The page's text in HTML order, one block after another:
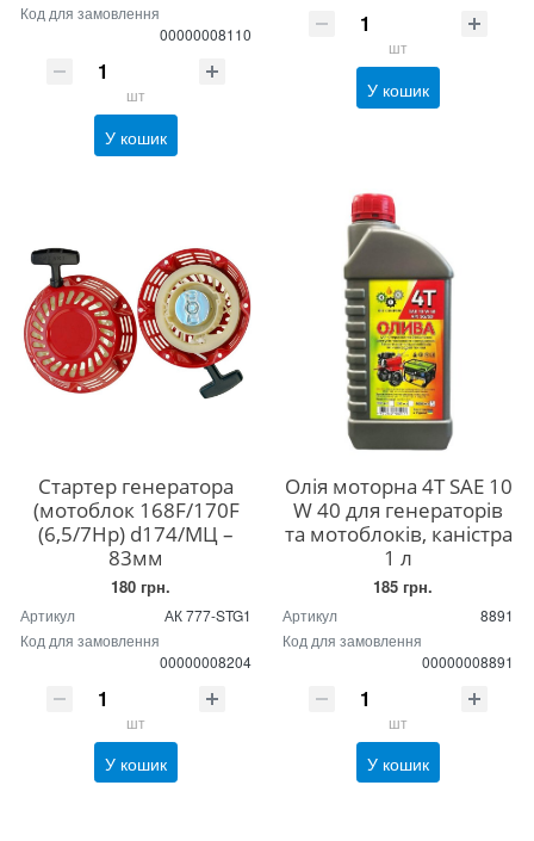
Код для замовлення
00000008110
шт
У кошик
шт
У кошик
Стартер генератора
(мотоблок 168F/170F
(6,5/7Hp) d174/МЦ –
83мм
180 грн.
Артикул
АК 777-STG1
Код для замовлення
00000008204
шт
У кошик
Олія моторна 4Т SAE 10
W 40 для генераторів
та мотоблоків, каністра
1 л
185 грн.
Артикул
8891
Код для замовлення
00000008891
шт
У кошик